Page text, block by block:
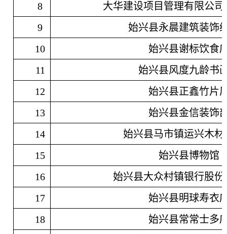
8
大华建设项目管理有限公
9
始兴县永晨建筑装饰
10
始兴县谢标饮食
11
始兴县风度九龄书
12
始兴县正鑫竹片
13
始兴县金信装饰
14
始兴县马市镇运兴木材
15
始兴县博物馆
16
始兴县大众村镇银行股
17
始兴县明球寿衣
18
始兴县常常士多